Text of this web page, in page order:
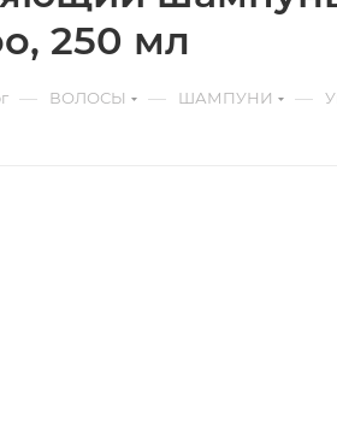
250 мл
— ВОЛОСЫ — ШАМПУНИ —